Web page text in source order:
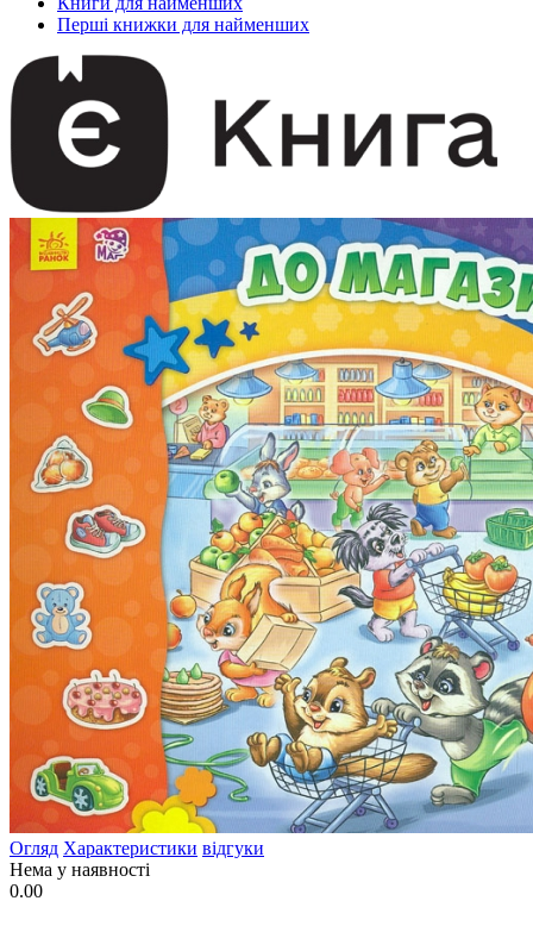
Перші книжки для найменших
Огляд Характеристики відгуки
Нема у наявності
0.00